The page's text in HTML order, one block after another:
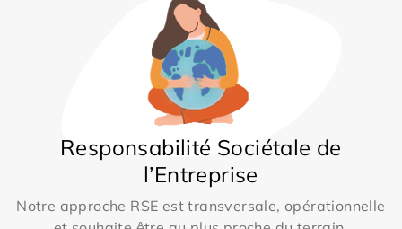
Responsabilité Sociétale de
l’Entreprise
Notre approche RSE est transversale, opérationnelle